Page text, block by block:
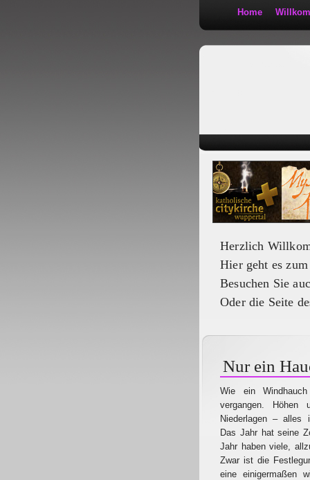
Home
Herzlich
Hier geht es
Besuchen Sie
Oder die Seite
Nur ein
Wie ein
vergangen. Höhen
Niederlagen – alles
Das Jahr hat seine
Jahr haben viele,
Zwar ist die
eine einigermaßen